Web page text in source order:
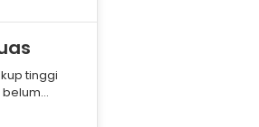
tinggi